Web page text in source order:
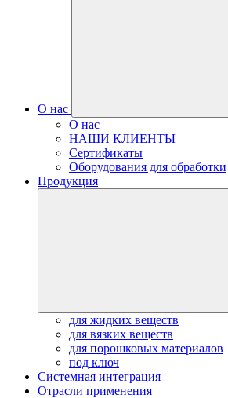
О нас
О нас
НАШИ КЛИЕНТЫ
Сертификаты
Оборудования для обработки
Продукция
для жидких веществ
для вязких веществ
для порошковых материалов
под ключ
Системная интеграция
Отрасли применения